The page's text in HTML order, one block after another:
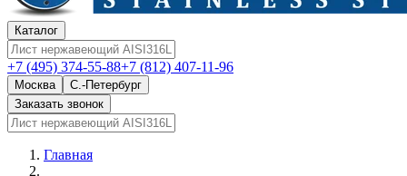
Каталог
+7 (495) 374-55-88+7 (812) 407-11-96
Москва
С.-Петербург
Заказать звонок
Главная